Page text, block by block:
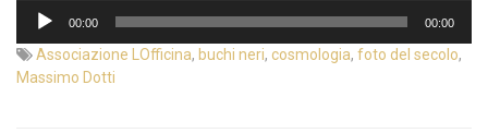
Audio
Player
00:00 00:00
Associazione LOfficina, buchi neri, cosmologia, foto del secolo,
Massimo Dotti